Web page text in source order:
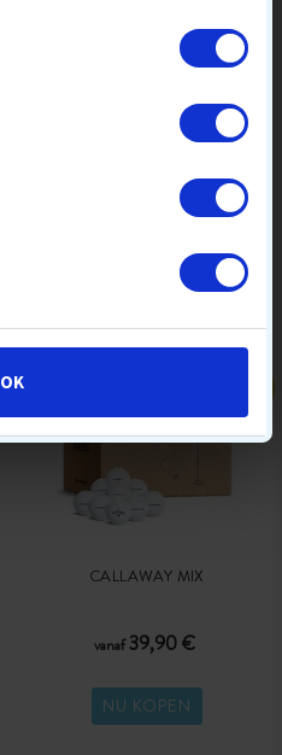
OK
CALLAWAY CHROME SOFT
36,90 €
NU KOPEN
CALLAWAY MIX
vanaf39,90 €
NU KOPEN